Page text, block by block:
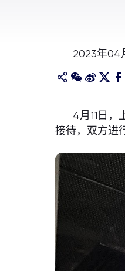
2023年04
4月11日
接待，双方进